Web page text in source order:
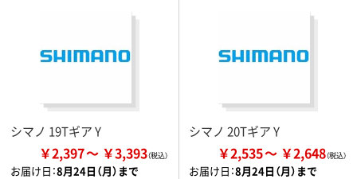
シマノ 19Tギア Y
￥2,397 ￥3,393
お届け日：8月24日（月）まで
シマノ 20Tギア Y
￥2,535 ￥2,648
お届け日：8月24日（月）まで